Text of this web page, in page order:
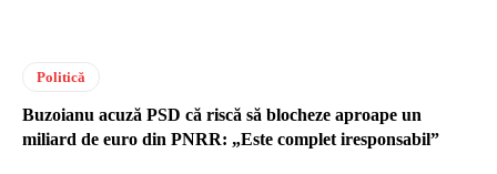
Politică
Buzoianu acuză PSD că riscă să blocheze aproape un
miliard de euro din PNRR: „Este complet iresponsabil”